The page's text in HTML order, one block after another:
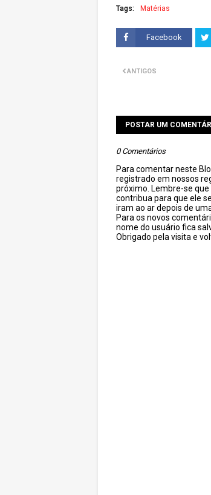
Tags: Matérias
Facebook
ANTIGOS
POSTAR UM
0 Comentários
Para comentar neste
registrado em nossos
próximo. Lembre-se
contribua para que ele
iram ao ar depois de
Para os novos
nome do usuário fica
Obrigado pela visita e